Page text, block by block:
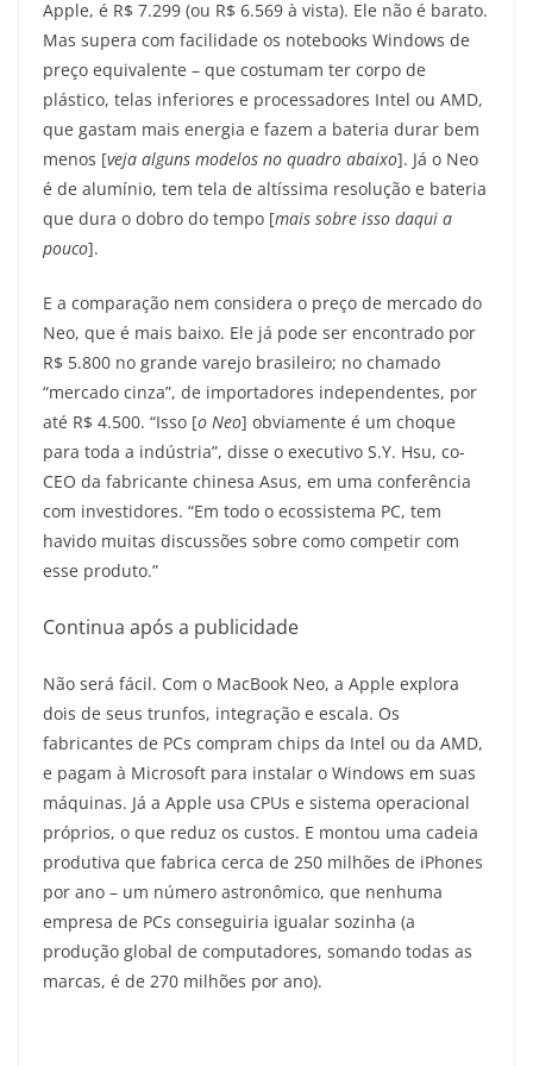
Apple, é R$ 7.299 (ou R$ 6.569 à vista). Ele não é barato.
Mas supera com facilidade os notebooks Windows de
preço equivalente – que costumam ter corpo de
plástico, telas inferiores e processadores Intel ou AMD,
que gastam mais energia e fazem a bateria durar bem
menos [veja alguns modelos no quadro abaixo]. Já o Neo
é de alumínio, tem tela de altíssima resolução e bateria
que dura o dobro do tempo [mais sobre isso daqui a
pouco].
E a comparação nem considera o preço de mercado do
Neo, que é mais baixo. Ele já pode ser encontrado por
R$ 5.800 no grande varejo brasileiro; no chamado
“mercado cinza”, de importadores independentes, por
até R$ 4.500. “Isso [o Neo] obviamente é um choque
para toda a indústria”, disse o executivo S.Y. Hsu, co-
CEO da fabricante chinesa Asus, em uma conferência
com investidores. “Em todo o ecossistema PC, tem
havido muitas discussões sobre como competir com
esse produto.”
Continua após a publicidade
Não será fácil. Com o MacBook Neo, a Apple explora
dois de seus trunfos, integração e escala. Os
fabricantes de PCs compram chips da Intel ou da AMD,
e pagam à Microsoft para instalar o Windows em suas
máquinas. Já a Apple usa CPUs e sistema operacional
próprios, o que reduz os custos. E montou uma cadeia
produtiva que fabrica cerca de 250 milhões de iPhones
por ano – um número astronômico, que nenhuma
empresa de PCs conseguiria igualar sozinha (a
produção global de computadores, somando todas as
marcas, é de 270 milhões por ano).